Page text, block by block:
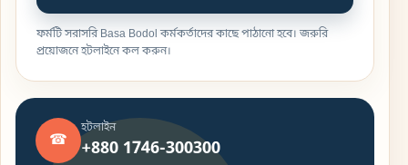
ফর্মটি সরাসরি Basa Bodol কর্মকর্তাদের কাছে পাঠানো হবে। জরুরি
প্রয়োজনে হটলাইনে কল করুন।
☎
হটলাইন
+880 1746-300300